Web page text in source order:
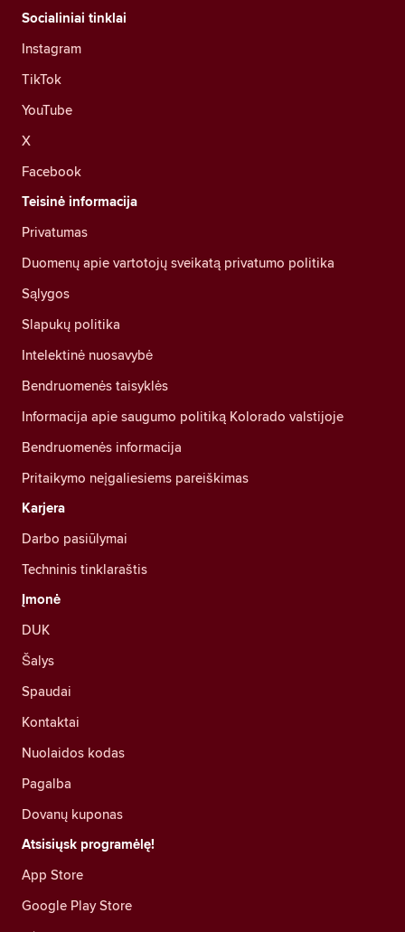
Socialiniai tinklai
Instagram
TikTok
YouTube
X
Facebook
Teisinė informacija
Privatumas
Duomenų apie vartotojų sveikatą privatumo politika
Sąlygos
Slapukų politika
Intelektinė nuosavybė
Bendruomenės taisyklės
Informacija apie saugumo politiką Kolorado valstijoje
Bendruomenės informacija
Pritaikymo neįgaliesiems pareiškimas
Karjera
Darbo pasiūlymai
Techninis tinklaraštis
Įmonė
DUK
Šalys
Spaudai
Kontaktai
Nuolaidos kodas
Pagalba
Dovanų kuponas
Atsisiųsk programėlę!
App Store
Google Play Store